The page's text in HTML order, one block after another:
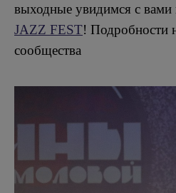
выходные увидимся с вами
JAZZ FEST! Подробности
сообщества